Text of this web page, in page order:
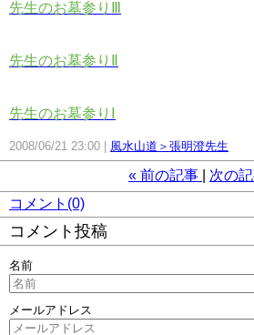
先生のお墓参りⅢ
先生のお墓参りⅡ
先生のお墓参りⅠ
2008/06/21 23:00 風水山道＞張明澄先生
« 前の記事 次の
コメント(0)
コメント投稿
名前
メールアドレス